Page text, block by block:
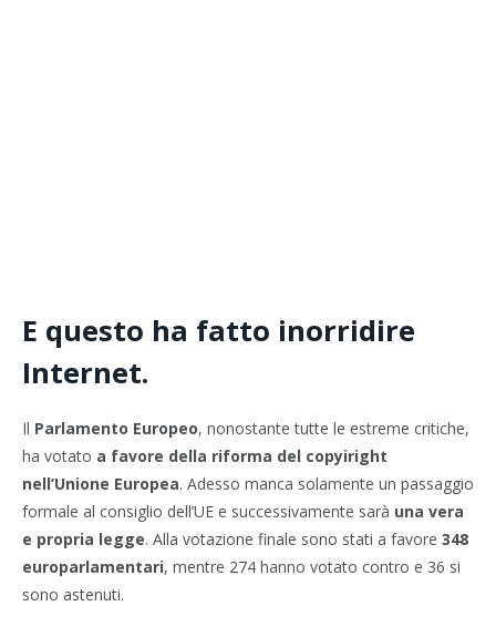
E questo ha fatto inorridire
Internet.
Il Parlamento Europeo, nonostante tutte le estreme critiche,
ha votato a favore della riforma del copyiright
nell’Unione Europea. Adesso manca solamente un passaggio
formale al consiglio dell’UE e successivamente sarà una vera
e propria legge. Alla votazione finale sono stati a favore 348
europarlamentari, mentre 274 hanno votato contro e 36 si
sono astenuti.